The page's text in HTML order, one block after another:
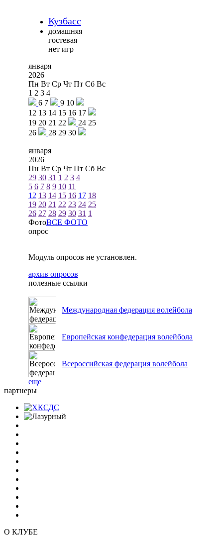
Кузбасс
домашняя
гостевая
нет игр
января
2026
Пн Вт Ср Чт Пт Сб Вс
1 2 3 4
6 7 9 10
12 13 14 15 16 17
19 20 21 22 24 25
26
28 29 30
января
2026
Пн Вт Ср Чт Пт Сб Вс
29 30 31 1 2 3 4
5 6 7 8 9 10 11
12 13 14 15 16 17 18
19 20 21 22 23 24 25
26 27 28 29 30 31 1
ФотоВСЕ ФОТО
опрос
Модуль опросов не установлен.
архив опросов
полезные ссылки
Международная федерация волейбола
Европейская конфедерация волейбола
Всероссийская федерация волейбола
еще
партнеры
О КЛУБЕ